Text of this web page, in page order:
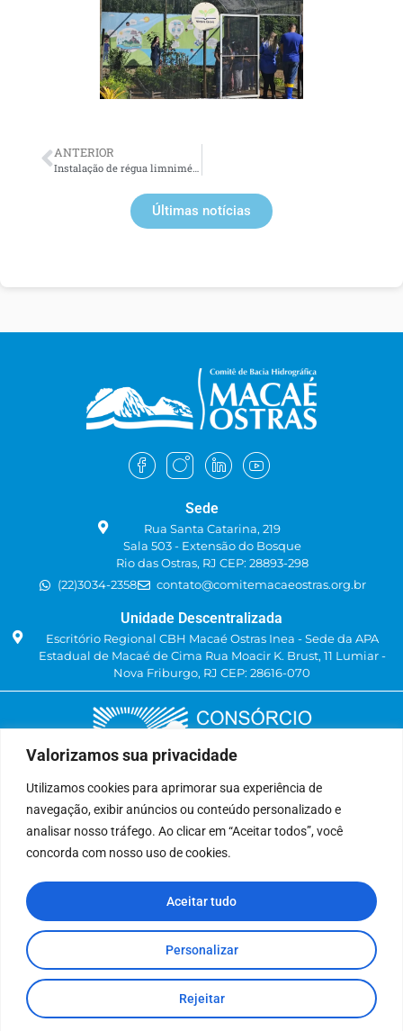
Valorizamos sua privacidade
Utilizamos cookies para aprimorar sua experiência de
navegação, exibir anúncios ou conteúdo personalizado e
analisar nosso tráfego. Ao clicar em “Aceitar todos”, você
concorda com nosso uso de cookies.
Personalizar
Rejeitar
Aceitar tudo
ANTERIOR
Últimas notícias
Sede
Rua Santa Catarina, 219
Sala 503 - Extensão do Bosque
Rio das Ostras, RJ CEP: 28893-298
(22)3034-2358
contato@comitemacaeostras.org.br
Unidade Descentralizada
Escritório Regional CBH Macaé Ostras Inea - Sede da APA
Estadual de Macaé de Cima Rua Moacir K. Brust, 11 Lumiar -
Nova Friburgo, RJ CEP: 28616-070
Delegatária (CILSJ)
Rua: Avenida Um, n° 01, Lote 01, Quadra 11
Bairro: Jardins de São Pedro
São Pedro da Aldeia, RJ
(22) 9 8841-2358
secretariaexecutiva@cilsj.org.br
Todos Direitos Reservados.